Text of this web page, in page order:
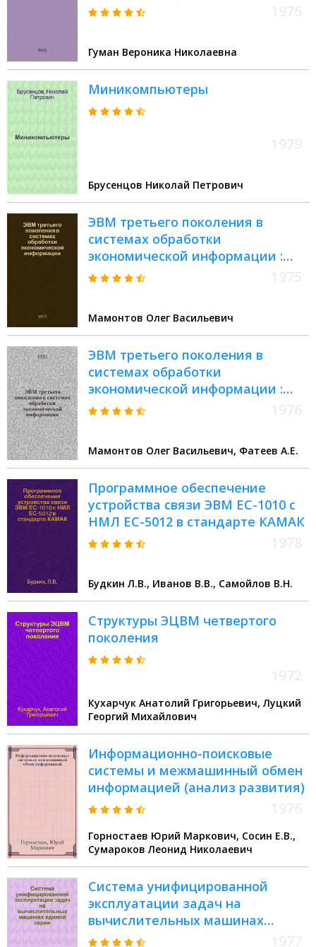
Гуман Вероника Николаевна
Миникомпьютеры
Брусенцов Николай Петрович
ЭВМ третьего поколения в
системах обработки
экономической информации :
Учеб. пособие. Вып. 9 :
Мамонтов Олег Васильевич
ЭВМ третьего поколения в
системах обработки
экономической информации :
Учеб. пособие. Вып. 3 :
характеристики периферийного
оборудования моделей ЕС ЭВМ
Мамонтов Олег Васильевич, Фатеев А.Е.
Программное обеспечение
устройства связи ЭВМ ЕС-1010 с
НМЛ ЕС-5012 в стандарте КАМАК
Будкин Л.В., Иванов В.В., Самойлов В.Н.
Структуры ЭЦВМ четвертого
поколения
Кухарчук Анатолий Григорьевич, Луцкий
Георгий Михайлович
Информационно-поисковые
системы и межмашинный обмен
информацией (анализ развития)
Горностаев Юрий Маркович, Сосин Е.В.,
Сумароков Леонид Николаевич
Система унифицированной
эксплуатации задач на
вычислительных машинах
единой серии (ЕС ЭВМ) :